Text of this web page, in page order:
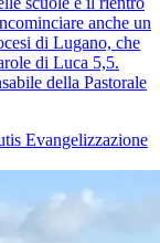
anche un
di Lugano, che
di Luca 5,5.
della Pastorale
Evangelizzazione